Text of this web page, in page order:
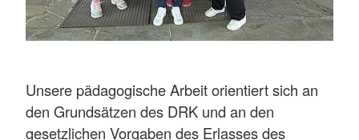
Unsere pädagogische Arbeit orientiert sich an
den Grundsätzen des DRK und an den
gesetzlichen Vorgaben des Erlasses des